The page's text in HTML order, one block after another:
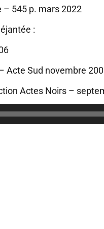
– 545 p. mars 2022
:
– Acte Sud novembre
Actes Noirs –